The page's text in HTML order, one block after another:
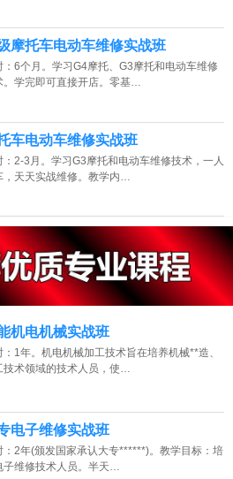
摩托车电动车维修实战班
：6个月。学习G4摩托、G3摩托和电动车维修
。学完即可直接开店。零基…
车电动车维修实战班
：2-3月。学习G3摩托和电动车维修技术，一人
，天天实战维修。教学内…
13807313137
机电机械实战班
：1年。机电机械加工技术旨在培养机械**造、
技术领域的技术人员，使…
电子维修实战班
：2年(颁发国家承认大专******)。教学目标：培
子维修技术人员。半天…